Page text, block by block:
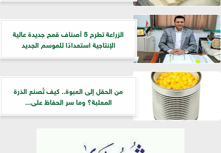
الزراعة تطرح 5 أصناف قمح جديدة عالية
الإنتاجية استعدادًا للموسم الجديد
من الحقل إلى العبوة.. كيف تُصنع الذرة
المعلبة؟ وما سر الحفاظ على...